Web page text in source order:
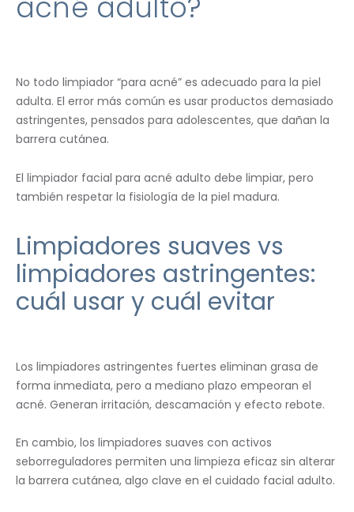
acné adulto?
No todo limpiador “para acné” es adecuado para la piel
adulta. El error más común es usar productos demasiado
astringentes, pensados para adolescentes, que dañan la
barrera cutánea.
El limpiador facial para acné adulto debe limpiar, pero
también respetar la fisiología de la piel madura.
Limpiadores suaves vs
limpiadores astringentes:
cuál usar y cuál evitar
Los limpiadores astringentes fuertes eliminan grasa de
forma inmediata, pero a mediano plazo empeoran el
acné. Generan irritación, descamación y efecto rebote.
En cambio, los limpiadores suaves con activos
seborreguladores permiten una limpieza eficaz sin alterar
la barrera cutánea, algo clave en el cuidado facial adulto.